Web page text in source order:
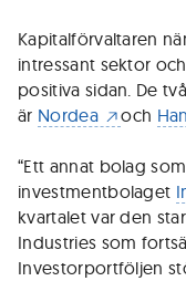
Kapitalförvaltaren
intressant sektor
positiva sidan. De
är Nordea och
“Ett annat bolag
investmentbolaget
kvartalet var den
Industries som
Investorportföljen